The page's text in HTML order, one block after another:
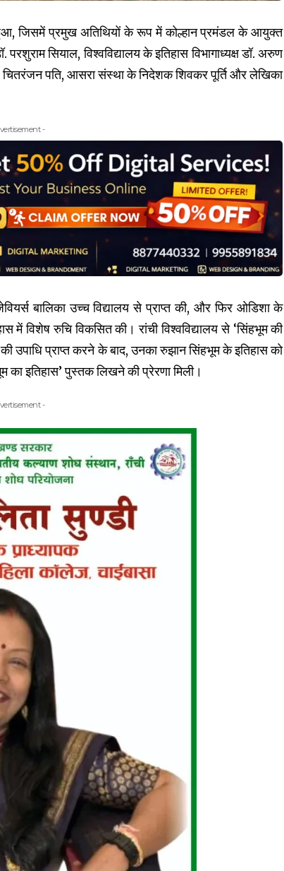
हुआ, जिसमें प्रमुख अतिथियों के रूप में कोल्हान प्रमंडल के आयुक्त
सियाल, विश्वविद्यालय के इतिहास विभागाध्यक्ष डॉ. अरुण
चितरंजन पति, आसरा संस्था के निदेशक शिवकर पूर्ति और लेखिका
-
बालिका उच्च विद्यालय से प्राप्त की, और फिर ओडिशा के
में विशेष रुचि विकसित की। रांची विश्वविद्यालय से ‘सिंहभूम की
उपाधि प्राप्त करने के बाद, उनका रुझान सिंहभूम के इतिहास को
इतिहास’ पुस्तक लिखने की प्रेरणा मिली।
-